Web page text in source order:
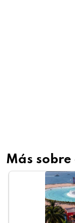
Más